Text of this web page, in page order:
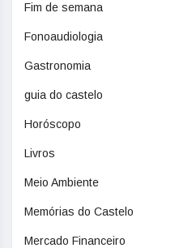
Fim de semana
Fonoaudiologia
Gastronomia
guia do castelo
Horóscopo
Livros
Meio Ambiente
Memórias do Castelo
Mercado Financeiro